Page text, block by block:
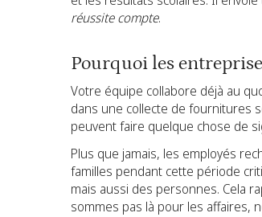
réussite compte.
Pourquoi les
Votre équipe collabore déjà au
dans une collecte de fournitures
peuvent faire quelque chose de
Plus que jamais, les employés
familles pendant cette période
mais aussi des personnes. Cela
sommes pas là pour les affaires,